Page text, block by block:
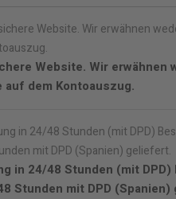
Website. Wir erwähnen
auf dem Kontoauszug.
in 24/48 Stunden (mit
Stunden mit DPD